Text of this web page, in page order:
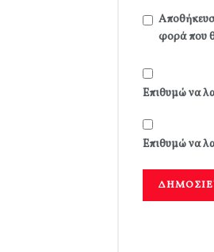
φορά που
Επιθυμώ να
Επιθυμώ να